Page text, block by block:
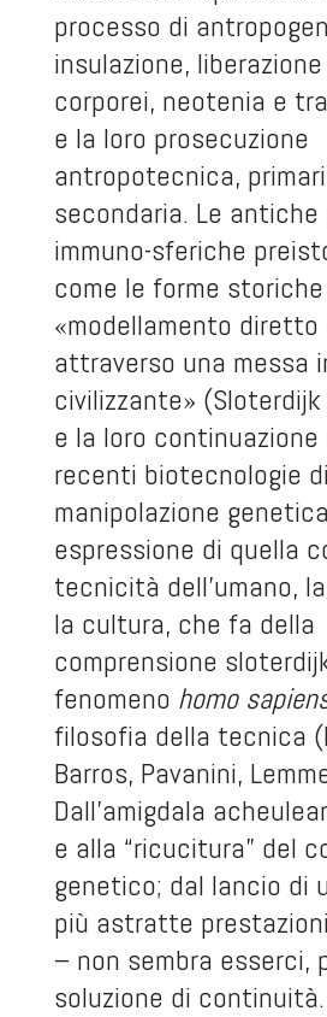
processo di
insulazione,
corporei, neotenia e
e la loro prosecuzione
antropotecnica,
secondaria. Le
immuno-sferiche
come le forme
«modellamento diretto
attraverso una messa
civilizzante»
e la loro continuazione
recenti biotecnologie di
manipolazione
espressione di quella
tecnicità dell'umano,
la cultura, che fa della
comprensione
fenomeno homo
filosofia della tecnica
Barros, Pavanini,
Dall’amigdala
e alla “ricucitura” del
genetico; dal lancio di
più astratte
– non sembra esserci,
soluzione di continuità.